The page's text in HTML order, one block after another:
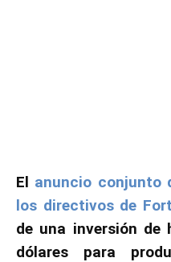
El anuncio conjunto
los directivos de
de una inversión de
dólares para